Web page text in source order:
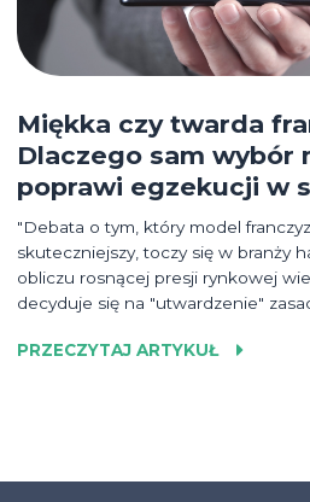
Miękka czy twarda
Dlaczego sam wybór
poprawi egzekucji w
"Debata o tym, który model
skuteczniejszy, toczy się w branży
obliczu rosnącej presji rynkowej
decyduje się na "utwardzenie"
asortymentu i skuteczniejsza
PRZECZYTAJ ARTYKUŁ